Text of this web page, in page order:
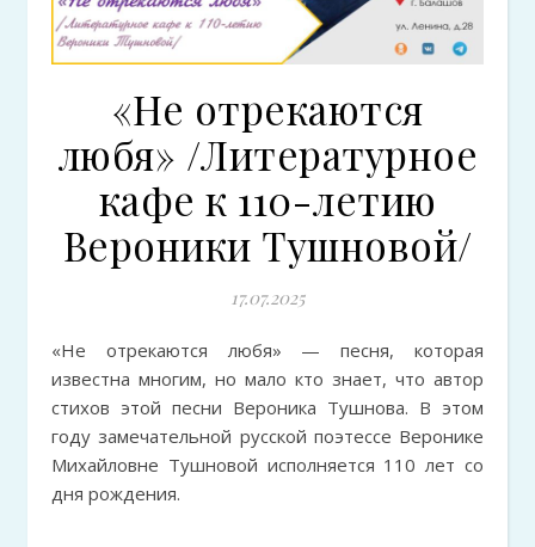
«Не отрекаются
любя» /Литературное
кафе к 110-летию
Вероники Тушновой/
17.07.2025
«Не отрекаются любя» — песня, которая
известна многим, но мало кто знает, что автор
стихов этой песни Вероника Тушнова. В этом
году замечательной русской поэтессе Веронике
Михайловне Тушновой исполняется 110 лет со
дня рождения.